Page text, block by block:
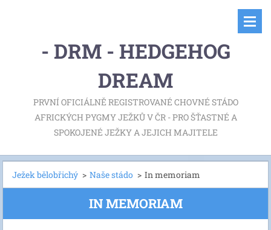
- DRM - HEDGEHOG
DREAM
PRVNÍ OFICIÁLNĚ REGISTROVANÉ CHOVNÉ STÁDO
AFRICKÝCH PYGMY JEŽKŮ V ČR - PRO ŠŤASTNÉ A
SPOKOJENÉ JEŽKY A JEJICH MAJITELE
Ježek bělobřichý > Naše stádo > In memoriam
IN MEMORIAM